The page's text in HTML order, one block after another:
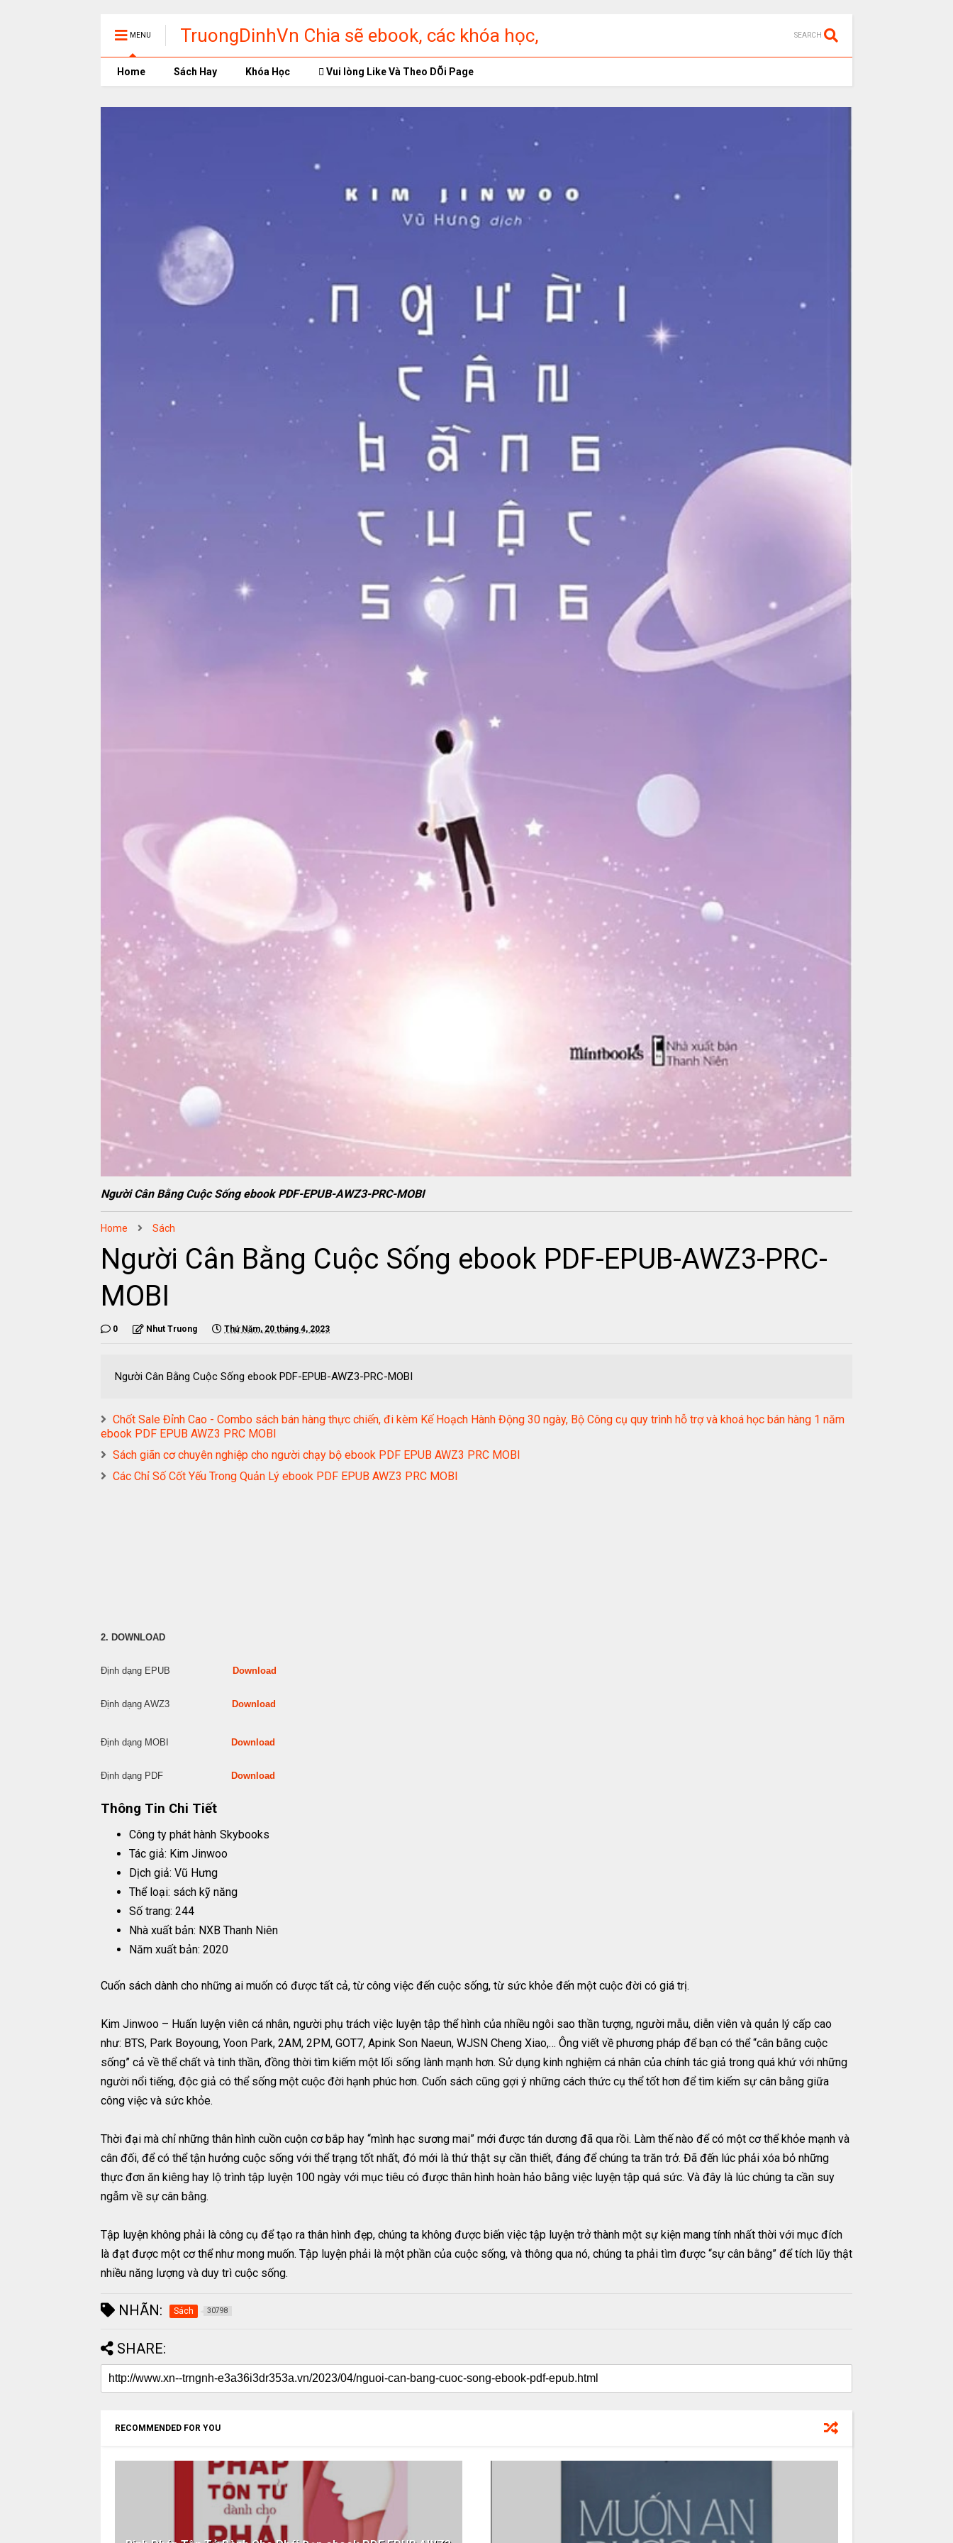
MENU
TruongDinhVn Chia sẽ ebook, các khóa học,
phần mềm học tập miễn phí
SEARCH
Home Sách Hay Khóa Học Vui lòng Like Và Theo DÕi Page
Người Cân Bằng Cuộc Sống ebook PDF-EPUB-AWZ3-PRC-MOBI
Home Sách
Người Cân Bằng Cuộc Sống ebook PDF-EPUB-AWZ3-PRC-
MOBI
0 Nhut Truong Thứ Năm, 20 tháng 4, 2023
Người Cân Bằng Cuộc Sống ebook PDF-EPUB-AWZ3-PRC-MOBI
Chốt Sale Đỉnh Cao - Combo sách bán hàng thực chiến, đi kèm Kế Hoạch Hành Động 30 ngày, Bộ Công cụ quy trình hỗ trợ và khoá học bán hàng 1 năm
ebook PDF EPUB AWZ3 PRC MOBI
Sách giãn cơ chuyên nghiệp cho người chạy bộ ebook PDF EPUB AWZ3 PRC MOBI
Các Chỉ Số Cốt Yếu Trong Quản Lý ebook PDF EPUB AWZ3 PRC MOBI
2. DOWNLOAD
Định dạng EPUB Download
Định dạng AWZ3 Download
Định dạng MOBI Download
Định dạng PDF Download
Thông Tin Chi Tiết
Công ty phát hành Skybooks
Tác giả: Kim Jinwoo
Dịch giả: Vũ Hưng
Thể loại: sách kỹ năng
Số trang: 244
Nhà xuất bản: NXB Thanh Niên
Năm xuất bản: 2020
Cuốn sách dành cho những ai muốn có được tất cả, từ công việc đến cuộc sống, từ sức khỏe đến một cuộc đời có giá trị.
Kim Jinwoo – Huấn luyện viên cá nhân, người phụ trách việc luyện tập thể hình của nhiều ngôi sao thần tượng, người mẫu, diễn viên và quản lý cấp cao
như: BTS, Park Boyoung, Yoon Park, 2AM, 2PM, GOT7, Apink Son Naeun, WJSN Cheng Xiao,… Ông viết về phương pháp để bạn có thể “cân bằng cuộc
sống” cả về thể chất và tinh thần, đồng thời tìm kiếm một lối sống lành mạnh hơn. Sử dụng kinh nghiệm cá nhân của chính tác giả trong quá khứ với những
người nổi tiếng, độc giả có thể sống một cuộc đời hạnh phúc hơn. Cuốn sách cũng gợi ý những cách thức cụ thể tốt hơn để tìm kiếm sự cân bằng giữa
công việc và sức khỏe.
Thời đại mà chỉ những thân hình cuồn cuộn cơ bắp hay “mình hạc sương mai” mới được tán dương đã qua rồi. Làm thế nào để có một cơ thể khỏe mạnh và
cân đối, để có thể tận hưởng cuộc sống với thể trạng tốt nhất, đó mới là thứ thật sự cần thiết, đáng để chúng ta trăn trở. Đã đến lúc phải xóa bỏ những
thực đơn ăn kiêng hay lộ trình tập luyện 100 ngày với mục tiêu có được thân hình hoàn hảo bằng việc luyện tập quá sức. Và đây là lúc chúng ta cần suy
ngẫm về sự cân bằng.
Tập luyện không phải là công cụ để tạo ra thân hình đẹp, chúng ta không được biến việc tập luyện trở thành một sự kiện mang tính nhất thời với mục đích
là đạt được một cơ thể như mong muốn. Tập luyện phải là một phần của cuộc sống, và thông qua nó, chúng ta phải tìm được “sự cân bằng” để tích lũy thật
nhiều năng lượng và duy trì cuộc sống.
NHÃN: Sách 30798
SHARE:
RECOMMENDED FOR YOU